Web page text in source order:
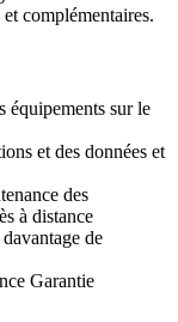
complémentaires.
équipements sur le
et des données et
des
à distance
de
Garantie